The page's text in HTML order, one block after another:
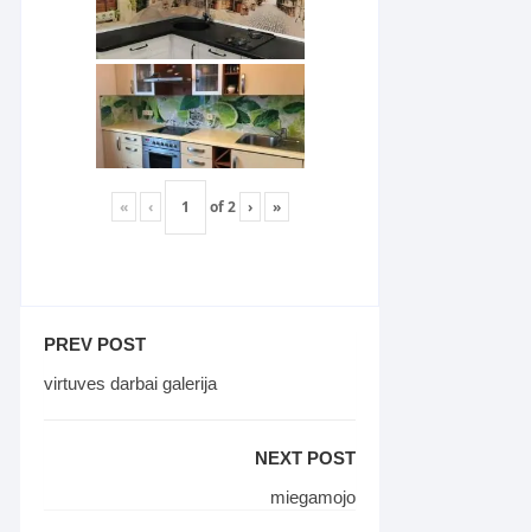
« ‹ of2 › »
PREV POST
virtuves darbai galerija
NEXT POST
miegamojo